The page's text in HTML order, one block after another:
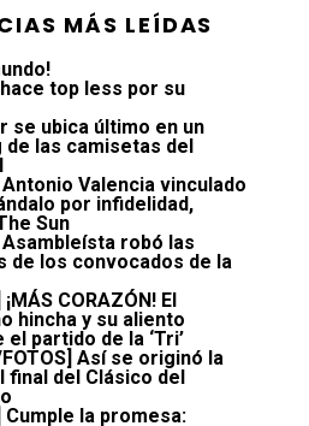
MÁS LEÍDAS
top less por su
se ubica último en un
de las camisetas del
Antonio Valencia vinculado
por infidelidad,
Sun
Asambleísta robó las
de los convocados de la
¡MÁS CORAZÓN! El
hincha y su aliento
el partido de la ‘Tri’
FOTOS] Así se originó la
final del Clásico del
Cumple la promesa: